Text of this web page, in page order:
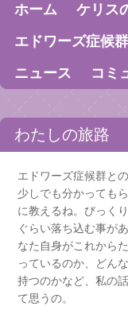
Menu
Skip to content
ホーム ケリス
エドワーズ症候群
ニュース
コミ
わたしの旅路
エドワーズ症候群と
少しでも分かっても
に教えるね。びっく
ぐらい落ち込む事が
なた自身がこれから
っているのか、どん
持つのかなど、私の
て思うの。